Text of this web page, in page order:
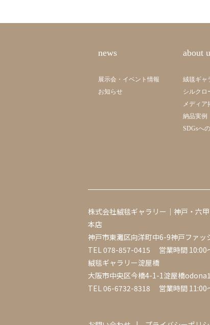
news
展示会・イベント情報
お知らせ
about
絨毯ギャ
シルクロ
メディア
納品実例
SDGsへ
株式会社絨毯ギャラリー｜神戸・六
本店
神戸市東灘区向洋町中6-9神戸ファッ
TEL078-857-0415 営業時間 10:00
絨毯ギャラリー淀屋橋
大阪市中央区今橋4-1-1淀屋橋
TEL06-6732-8318 営業時間 11:00